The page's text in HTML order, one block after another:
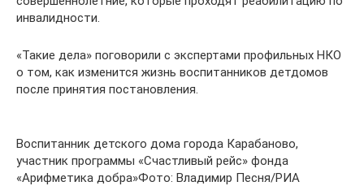
инвалидности.
«Такие дела» поговорили с экспертами профильных НКО
о том, как изменится жизнь воспитанников детдомов
после принятия постановления.
Воспитанник детского дома города Карабаново,
участник программы «Счастливый рейс» фонда
«Арифметика добра»Фото: Владимир Песня/РИА